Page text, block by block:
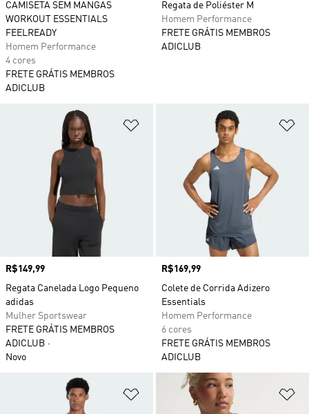
CAMISETA SEM MANGAS
WORKOUT ESSENTIALS
FEELREADY
Homem Performance
4 cores
FRETE GRÁTIS MEMBROS
ADICLUB
Regata de Poliéster M
Homem Performance
FRETE GRÁTIS MEMBROS
ADICLUB
Adicionar à Lista de Desejos
Preço
R$149,99
Regata Canelada Logo Pequeno
adidas
Mulher Sportswear
FRETE GRÁTIS MEMBROS
ADICLUB
Novo
Preço
R$169,99
Colete de Corrida Adizero
Essentials
Homem Performance
6 cores
FRETE GRÁTIS MEMBROS
ADICLUB
Adicionar à Lista de Desejos